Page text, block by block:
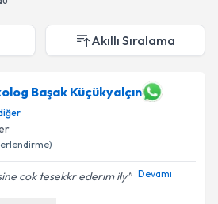
Akıllı Sıralama
Başak Küçükyalçın
cok tesekkr ederım ily Devamı